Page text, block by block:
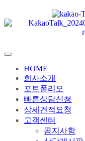
HOME
회사소개
포트폴리오
빠른상담신청
상세견적요청
고객센터
공지사항